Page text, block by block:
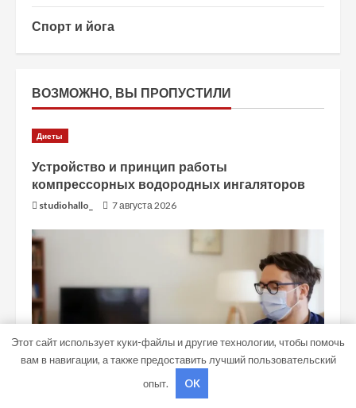
Спорт и йога
ВОЗМОЖНО, ВЫ ПРОПУСТИЛИ
Диеты
Устройство и принцип работы
компрессорных водородных ингаляторов
studiohallo_ 7 августа 2026
Этот сайт использует куки-файлы и другие технологии, чтобы помочь
вам в навигации, а также предоставить лучший пользовательский
опыт.
OK